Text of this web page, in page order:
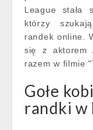
League stała
którzy
randek online.
się z aktorem
razem w filmie
Gołe
randki w